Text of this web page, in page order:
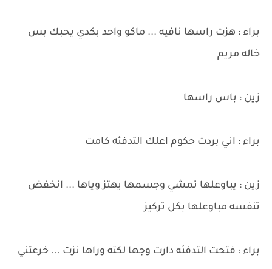
براء : هزت راسها نافيه ... ماكو واحد بكدي يحبك بس
خاله مريم
زين : باس راسها
براء : اني بردت حكوم اعلك التدفئه كامت
زين : يباوعلها تمشي وجسمها يهتز وياها ... انخفض
تنفسه مباوعلها بكل تركيز
براء : فتحت التدفئه دارت وجها لكته وراها نزت ... خرعتني